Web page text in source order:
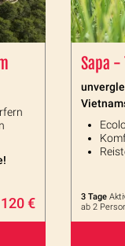
€
Sapa -
3 Tage
ab 2